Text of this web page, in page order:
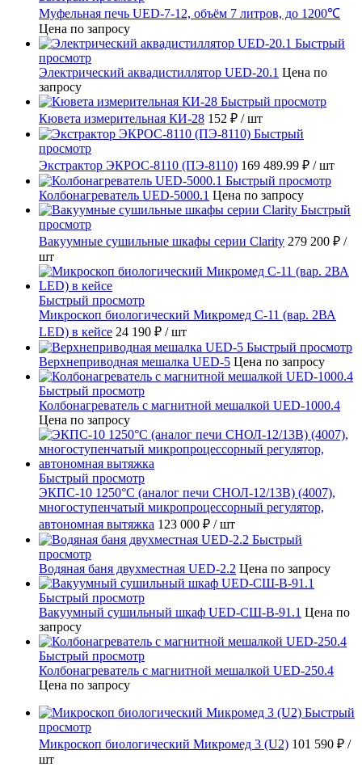
Муфельная печь UED-7-12, объём 7 литров, до 1200℃
Цена по запросу
Быстрый
просмотр
Электрический аквадистиллятор UED-20.1 Цена по
запросу
Быстрый просмотр
Кювета измерительная КИ-28 152 ₽ / шт
Быстрый
просмотр
Экстрактор ЭКРОС-8110 (ПЭ-8110) 169 489.99 ₽ / шт
Быстрый просмотр
Колбонагреватель UED-5000.1 Цена по запросу
Быстрый
просмотр
Вакуумные сушильные шкафы серии Clarity 279 200 ₽ /
шт
Быстрый просмотр
Микроскоп биологический Микромед С-11 (вар. 2ВА
LED) в кейсе 24 190 ₽ / шт
Быстрый просмотр
Верхнеприводная мешалка UED-5 Цена по запросу
Быстрый просмотр
Колбонагреватель с магнитной мешалкой UED-1000.4
Цена по запросу
Быстрый просмотр
ЭКПС-10 1250°С (аналог печи СНОЛ-12/13В) (4007),
многоступенчатый микропроцессорный регулятор,
автономная вытяжка 123 000 ₽ / шт
Быстрый
просмотр
Водяная баня двухместная UED-2.2 Цена по запросу
Быстрый просмотр
Вакуумный сушильный шкаф UED-СШ-В-91.1 Цена по
запросу
Быстрый просмотр
Колбонагреватель с магнитной мешалкой UED-250.4
Цена по запросу
Быстрый
просмотр
Микроскоп биологический Микромед 3 (U2) 101 590 ₽ /
шт